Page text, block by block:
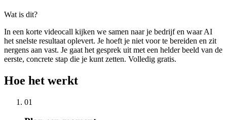
Wat is dit?
In een korte videocall kijken we samen naar je bedrijf en waar AI
het snelste resultaat oplevert. Je hoeft je niet voor te bereiden en zit
nergens aan vast. Je gaat het gesprek uit met een helder beeld van de
eerste, concrete stap die je kunt zetten. Volledig gratis.
Hoe het werkt
01